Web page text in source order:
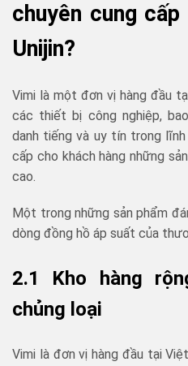
chuyên cung
Unijin?
Vimi là một đơn vị hàng đầu
các thiết bị công nghiệp,
danh tiếng và uy tín trong
cấp cho khách hàng những
cao.
Một trong những sản phẩm
dòng đồng hồ áp suất của
2.1 Kho hàng
chủng loại
Vimi là đơn vị hàng đầu tại